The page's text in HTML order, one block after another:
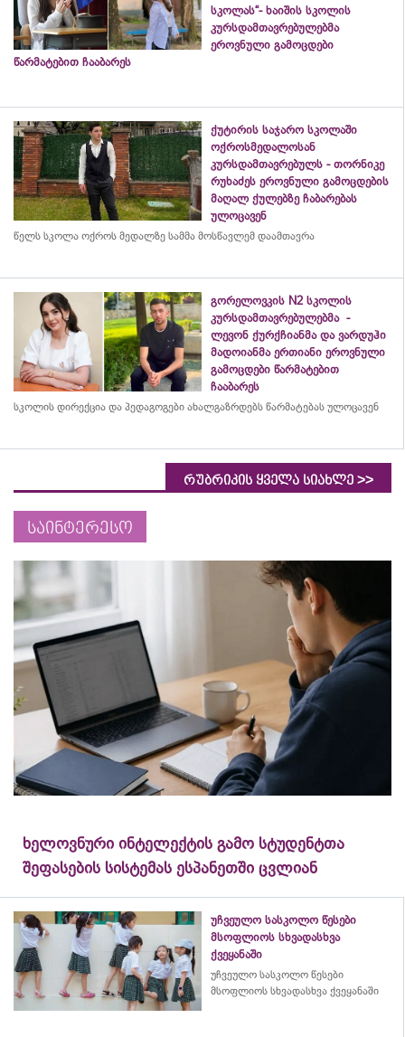
სკოლას“- ხაიშის სკოლის
კურსდამთავრებულებმა
ეროვნული გამოცდები
წარმატებით ჩააბარეს
ქუტირის საჯარო სკოლაში
ოქროსმედალოსან
კურსდამთავრებულს - თორნიკე
რუხაძეს ეროვნული გამოცდების
მაღალ ქულებზე ჩაბარებას
ულოცავენ
წელს სკოლა ოქროს მედალზე სამმა მოსწავლემ დაამთავრა
გორელოვკის N2 სკოლის
კურსდამთავრებულებმა -
ლევონ ქურქჩიანმა და ვარდუჰი
მადოიანმა ერთიანი ეროვნული
გამოცდები წარმატებით
ჩააბარეს
სკოლის დირექცია და პედაგოგები ახალგაზრდებს წარმატებას ულოცავენ
რუბრიკის ყველა სიახლე >>
საინტერესო
ხელოვნური ინტელექტის გამო სტუდენტთა
შეფასების სისტემას ესპანეთში ცვლიან
უჩვეულო სასკოლო წესები
მსოფლიოს სხვადასხვა
ქვეყანაში
უჩვეულო სასკოლო წესები
მსოფლიოს სხვადასხვა ქვეყანაში